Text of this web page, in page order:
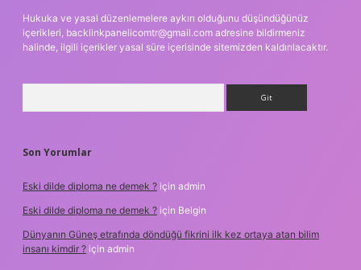
Hukuka ve yasal düzenlemelere aykırı olduğunu düşündüğünüz
içerikleri, backlinkpanelicomtr@gmail.com adresine bildirmeniz
halinde, ilgili içerikler yasal süre içerisinde sitemizden kaldırılacaktır.
Son Yorumlar
Eski dilde diploma ne demek ? için admin
Eski dilde diploma ne demek ? için Belgin
Dünyanın Güneş etrafında döndüğü fikrini ilk kez ortaya atan bilim
insanı kimdir ? için admin